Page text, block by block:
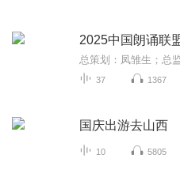
2025中国朗诵联
37 1367
国庆出游去山西
10 5805